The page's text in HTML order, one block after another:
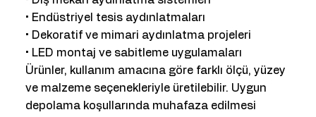
• Endüstriyel tesis aydınlatmaları
• Dekoratif ve mimari aydınlatma projeleri
• LED montaj ve sabitleme uygulamaları
Ürünler, kullanım amacına göre farklı ölçü, yüzey
ve malzeme seçenekleriyle üretilebilir. Uygun
depolama koşullarında muhafaza edilmesi